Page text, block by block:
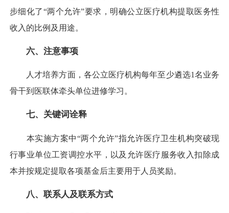
步细化了“两个允许”要求，明确公立医疗机构提取医务性
收入的比例及用途。
六、注意事项
人才培养方面，各公立医疗机构每年至少遴选1名业务
骨干到医联体牵头单位进修学习。
七、关键词诠释
本实施方案中“两个允许”指允许医疗卫生机构突破现
行事业单位工资调控水平，以及允许医疗服务收入扣除成
本并按规定提取各项基金后主要用于人员奖励。
八、联系人及联系方式